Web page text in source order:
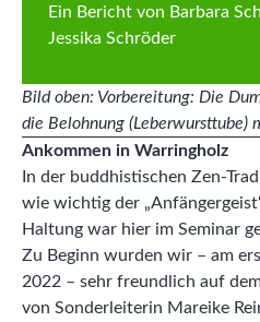
Bild oben: Vorbereitung: Die
die Belohnung (Leberwursttube)
Ankommen in Warringholz
In der buddhistischen Zen-
wie wichtig der
Haltung war hier im Seminar
Zu Beginn wurden wir – am
2022 – sehr freundlich auf
von Sonderleiterin Mareike